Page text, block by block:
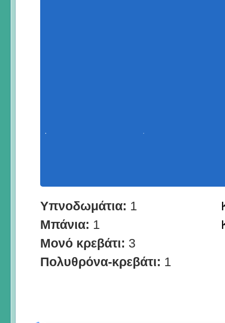
Υπνοδωμάτια: 1
Μπάνια: 1
Μονό κρεβάτι: 3
Πολυθρόνα-κρεβάτι: 1